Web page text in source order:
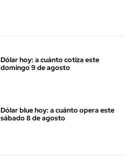
Dólar hoy: a cuánto cotiza este
domingo 9 de agosto
Dólar blue hoy: a cuánto opera este
sábado 8 de agosto